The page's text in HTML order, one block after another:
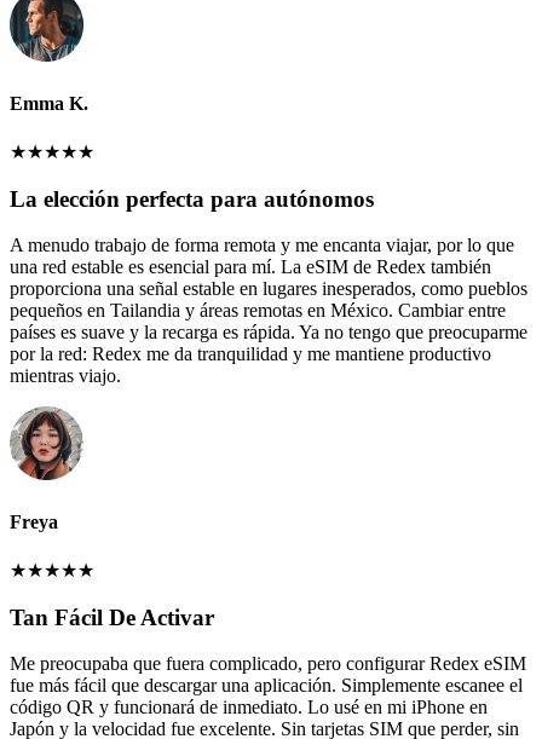
Emma K.
★★★★★
La elección perfecta para autónomos
A menudo trabajo de forma remota y me encanta viajar, por lo que
una red estable es esencial para mí. La eSIM de Redex también
proporciona una señal estable en lugares inesperados, como pueblos
pequeños en Tailandia y áreas remotas en México. Cambiar entre
países es suave y la recarga es rápida. Ya no tengo que preocuparme
por la red: Redex me da tranquilidad y me mantiene productivo
mientras viajo.
Freya
★★★★★
Tan Fácil De Activar
Me preocupaba que fuera complicado, pero configurar Redex eSIM
fue más fácil que descargar una aplicación. Simplemente escanee el
código QR y funcionará de inmediato. Lo usé en mi iPhone en
Japón y la velocidad fue excelente. Sin tarjetas SIM que perder, sin